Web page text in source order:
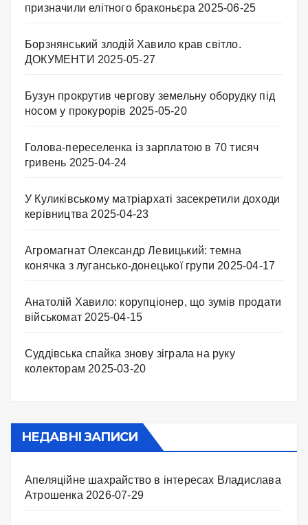
призначили елітного браконьєра 2025-06-25
Борзнянський злодій Хавило крав світло.
ДОКУМЕНТИ 2025-05-27
Бузун прокрутив чергову земельну оборудку під
носом у прокурорів 2025-05-20
Голова-переселенка із зарплатою в 70 тисяч
гривень 2025-04-24
У Куликівському матріархаті засекретили доходи
керівництва 2025-04-23
Агромагнат Олександр Левицький: темна
конячка з лугансько-донецької групи 2025-04-17
Анатолій Хавило: корупціонер, що зумів продати
військомат 2025-04-15
Суддівська спайка знову зіграла на руку
колекторам 2025-03-20
НЕДАВНІ ЗАПИСИ
Апеляційне шахрайство в інтересах Владислава
Атрошенка 2026-07-29